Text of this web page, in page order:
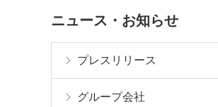
ニュース・お知らせ
プレスリリース
グループ会社